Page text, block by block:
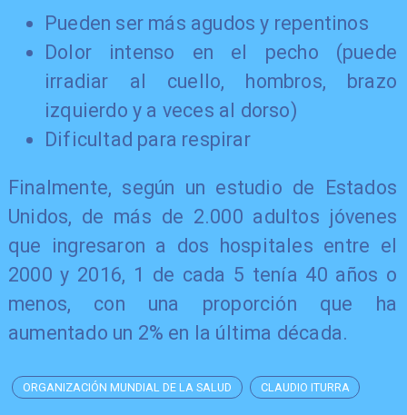
Pueden ser más agudos y repentinos
Dolor intenso en el pecho (puede
irradiar al cuello, hombros, brazo
izquierdo y a veces al dorso)
Dificultad para respirar
Finalmente, según un estudio de Estados
Unidos, de más de 2.000 adultos jóvenes
que ingresaron a dos hospitales entre el
2000 y 2016, 1 de cada 5 tenía 40 años o
menos, con una proporción que ha
aumentado un 2% en la última década.
ORGANIZACIÓN MUNDIAL DE LA SALUD CLAUDIO ITURRA